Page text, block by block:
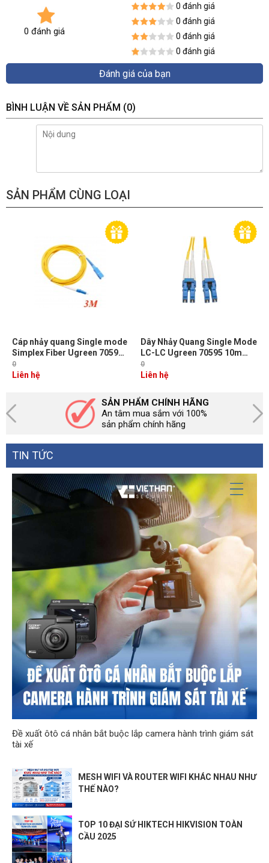
0 đánh giá
0 đánh giá
0 đánh giá
0 đánh giá
0 đánh giá
Đánh giá của bạn
BÌNH LUẬN VỀ SẢN PHẨM (0)
SẢN PHẨM CÙNG LOẠI
Cáp nhảy quang Single mode
Simplex Fiber Ugreen 70596
Dài 3M đầu LC-SC Màu Vàng
NW217
0
Liên hệ
Dây Nhảy Quang Single Mode
LC-LC Ugreen 70595 10m
Chuẩn UPC, Bước Sóng
1310/1550nm
0
Liên hệ
SẢN PHẨM CHÍNH HÃNG
An tâm mua sắm với 100%
sản phẩm chính hãng
TIN TỨC
Đề xuất ôtô cá nhân bắt buộc lắp camera hành trình giám sát
tài xế
MESH WIFI VÀ ROUTER WIFI KHÁC NHAU NHƯ
THẾ NÀO?
TOP 10 ĐẠI SỨ HIKTECH HIKVISION TOÀN
CẦU 2025